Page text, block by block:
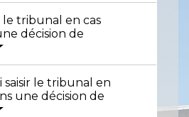
le tribunal en cas
décision de
saisir le tribunal en
une décision de